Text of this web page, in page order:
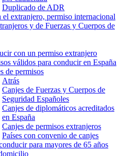
Duplicado de ADR
el extranjero, permiso internacional
y de Fuerzas y Cuerpos de
con un permiso extranjero
válidos para conducir en España
de permisos
Atrás
Canjes de Fuerzas y Cuerpos de
Seguridad Españoles
Canjes de diplomáticos acreditados
en España
Canjes de permisos extranjeros
Países con convenio de canjes
para mayores de 65 años